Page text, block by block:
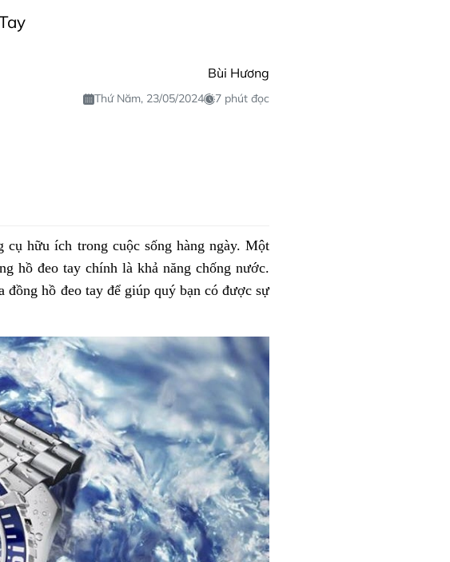
Bùi Hương
Thứ Năm, 23/05/2024 7 phút đọc
hữu ích trong cuộc sống hàng ngày. Một
hồ đeo tay chính là khả năng chống nước.
hồ đeo tay để giúp quý bạn có được sự